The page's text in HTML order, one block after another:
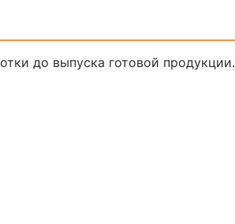
до выпуска готовой продукции.